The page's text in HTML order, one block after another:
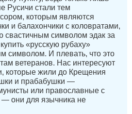
Русичи стали тем
которым являются
и балахончики с коловратами,
свастичным символом эдак за
«русскую рубаху»
символом. И плевать, что это
ветеранов. Нас интересуют
которые жили до Крещения
и прабабушки —
или православные с
они для язычника не